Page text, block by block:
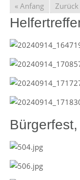
« Anfang Zurück